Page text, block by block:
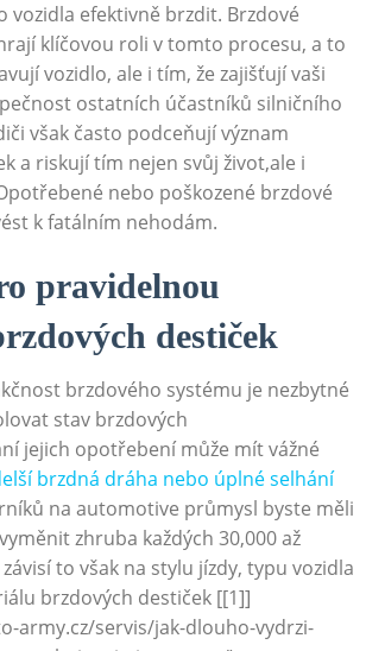
vozidla‌ efektivně brzdit. Brzdové
klíčovou roli v tomto procesu, a to
vozidlo, ale i tím, že zajišťují​ vaši
ostatních účastníků ​silničního‍
však často podceňují význam
a riskují tím ‍nejen svůj život,ale ⁣i
nebo poškozené brzdové
k fatálním nehodám.
pravidelnou
destiček
brzdového systému je ​nezbytné
⁣stav brzdových
jejich ⁢opotřebení může ⁤mít vážné
brzdná dráha nebo úplné selhání
na automotive průmysl byste měli
zhruba každých 30,000 až
to však na stylu jízdy, typu vozidla
brzdových destiček [[1]]
army.cz/servis/jak-dlouho-vydrzi-